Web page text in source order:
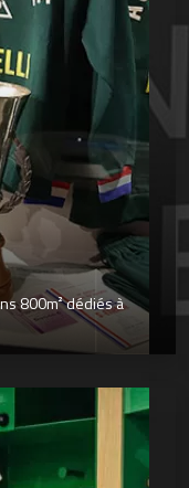
800m² dédiés à